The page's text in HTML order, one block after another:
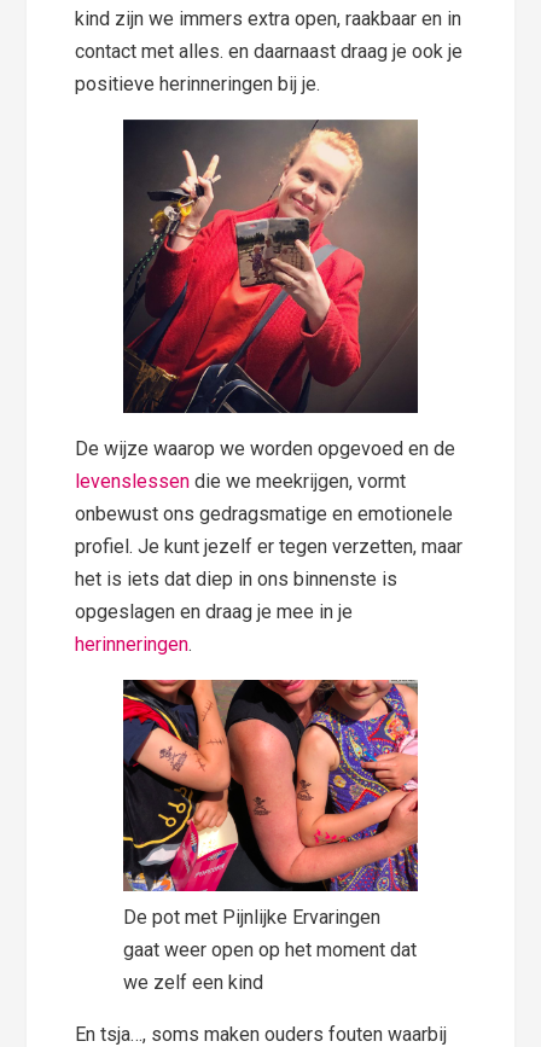
kind zijn we immers extra open, raakbaar en in
contact met alles. en daarnaast draag je ook je
positieve herinneringen bij je.
De wijze waarop we worden opgevoed en de
levenslessendie we meekrijgen, vormt
onbewust ons gedragsmatige en emotionele
profiel. Je kunt jezelf er tegen verzetten, maar
het is iets dat diep in ons binnenste is
opgeslagen en draag je mee in je
herinneringen.
De pot met Pijnlijke Ervaringen
gaat weer open op het moment dat
we zelf een kind
En tsja…, soms maken ouders fouten waarbij